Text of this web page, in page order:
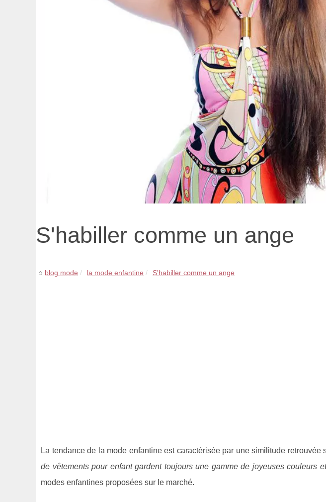
S'habiller comme un ange
blog mode la mode enfantine S'habiller comme un ange
La tendance de la mode enfantine est caractérisée par une similitude
de vêtements pour enfant gardent toujours une gamme de joyeuses couleurs
modes enfantines proposées sur le marché.